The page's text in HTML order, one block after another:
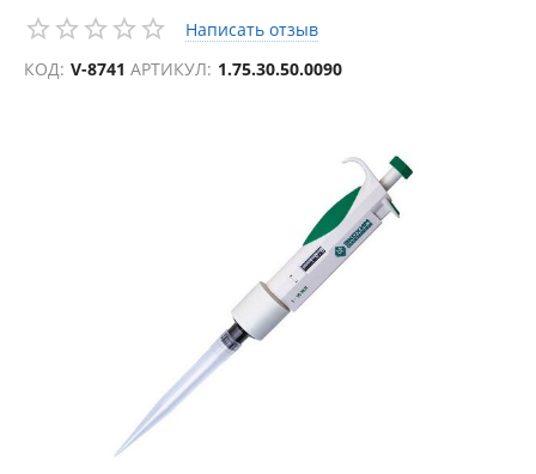
Дозаторы лабораторные /
Написать отзыв
КОД: V-8741 АРТИКУЛ: 1.75.30.50.0090